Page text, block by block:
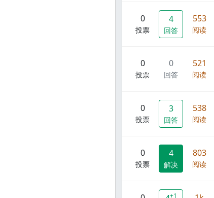
0
投票
4
回答
553
阅读
0
投票
0
回答
521
阅读
0
投票
3
回答
538
阅读
0
投票
4
解决
803
阅读
+1